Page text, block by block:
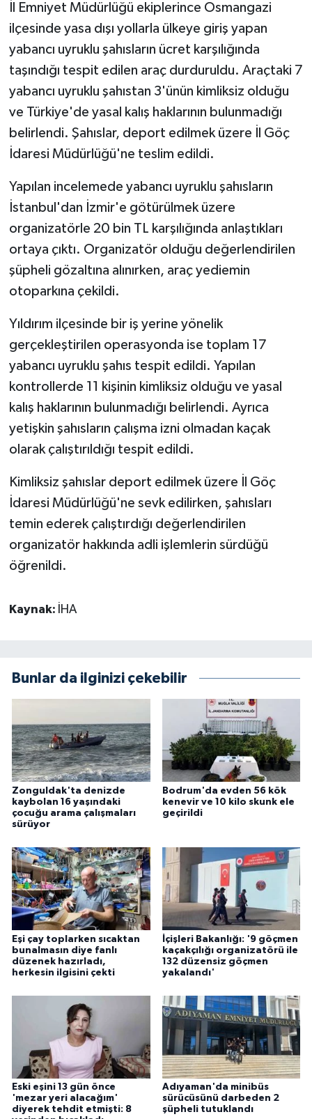
İl Emniyet Müdürlüğü ekiplerince Osmangazi
ilçesinde yasa dışı yollarla ülkeye giriş yapan
yabancı uyruklu şahısların ücret karşılığında
taşındığı tespit edilen araç durduruldu. Araçtaki 7
yabancı uyruklu şahıstan 3'ünün kimliksiz olduğu
ve Türkiye'de yasal kalış haklarının bulunmadığı
belirlendi. Şahıslar, deport edilmek üzere İl Göç
İdaresi Müdürlüğü'ne teslim edildi.
Yapılan incelemede yabancı uyruklu şahısların
İstanbul'dan İzmir'e götürülmek üzere
organizatörle 20 bin TL karşılığında anlaştıkları
ortaya çıktı. Organizatör olduğu değerlendirilen
şüpheli gözaltına alınırken, araç yediemin
otoparkına çekildi.
Yıldırım ilçesinde bir iş yerine yönelik
gerçekleştirilen operasyonda ise toplam 17
yabancı uyruklu şahıs tespit edildi. Yapılan
kontrollerde 11 kişinin kimliksiz olduğu ve yasal
kalış haklarının bulunmadığı belirlendi. Ayrıca
yetişkin şahısların çalışma izni olmadan kaçak
olarak çalıştırıldığı tespit edildi.
Kimliksiz şahıslar deport edilmek üzere İl Göç
İdaresi Müdürlüğü'ne sevk edilirken, şahısları
temin ederek çalıştırdığı değerlendirilen
organizatör hakkında adli işlemlerin sürdüğü
öğrenildi.
Kaynak: İHA
Bunlar da ilginizi çekebilir
Zonguldak'ta denizde
kaybolan 16 yaşındaki
çocuğu arama çalışmaları
sürüyor
Bodrum'da evden 56 kök
kenevir ve 10 kilo skunk ele
geçirildi
Eşi çay toplarken sıcaktan
bunalmasın diye fanlı
düzenek hazırladı,
herkesin ilgisini çekti
İçişleri Bakanlığı: '9 göçmen
kaçakçılığı organizatörü ile
132 düzensiz göçmen
yakalandı'
Eski eşini 13 gün önce
'mezar yeri alacağım'
diyerek tehdit etmişti: 8
Adıyaman'da minibüs
sürücüsünü darbeden 2
şüpheli tutuklandı